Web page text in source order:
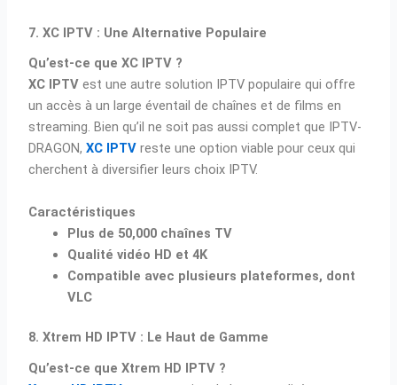
7. XC IPTV : Une Alternative Populaire
Qu’est-ce que XC IPTV ?
XC IPTV est une autre solution IPTV populaire qui offre
un accès à un large éventail de chaînes et de films en
streaming. Bien qu’il ne soit pas aussi complet que IPTV-
DRAGON,XC IPTV reste une option viable pour ceux qui
cherchent à diversifier leurs choix IPTV.
Caractéristiques
Plus de 50,000 chaînes TV
Qualité vidéo HD et 4K
Compatible avec plusieurs plateformes, dont
VLC
8. Xtrem HD IPTV : Le Haut de Gamme
Qu’est-ce que Xtrem HD IPTV ?